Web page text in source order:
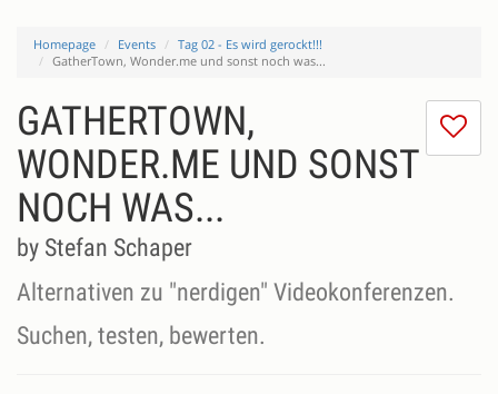
Homepage Events
Tag 02 - Es wird gerockt!!!
GatherTown, Wonder.me und sonst noch was...
I
GATHERTOWN,
WONDER.ME UND SONST
NOCH WAS...
by Stefan Schaper
Alternativen zu "nerdigen" Videokonferenzen.
Suchen, testen, bewerten.